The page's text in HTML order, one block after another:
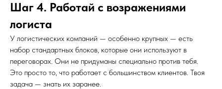
Шаг 4. Работай с возражениями
логиста
У логистических компаний — особенно крупных — есть
набор стандартных блоков, которые они используют в
переговорах. Они не придуманы специально против тебя.
Это просто то, что работает с большинством клиентов. Твоя
задача — знать их заранее.